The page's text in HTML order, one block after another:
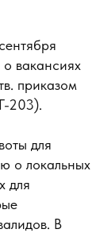
вакансиях
приказом
203).
для
о локальных
для
В